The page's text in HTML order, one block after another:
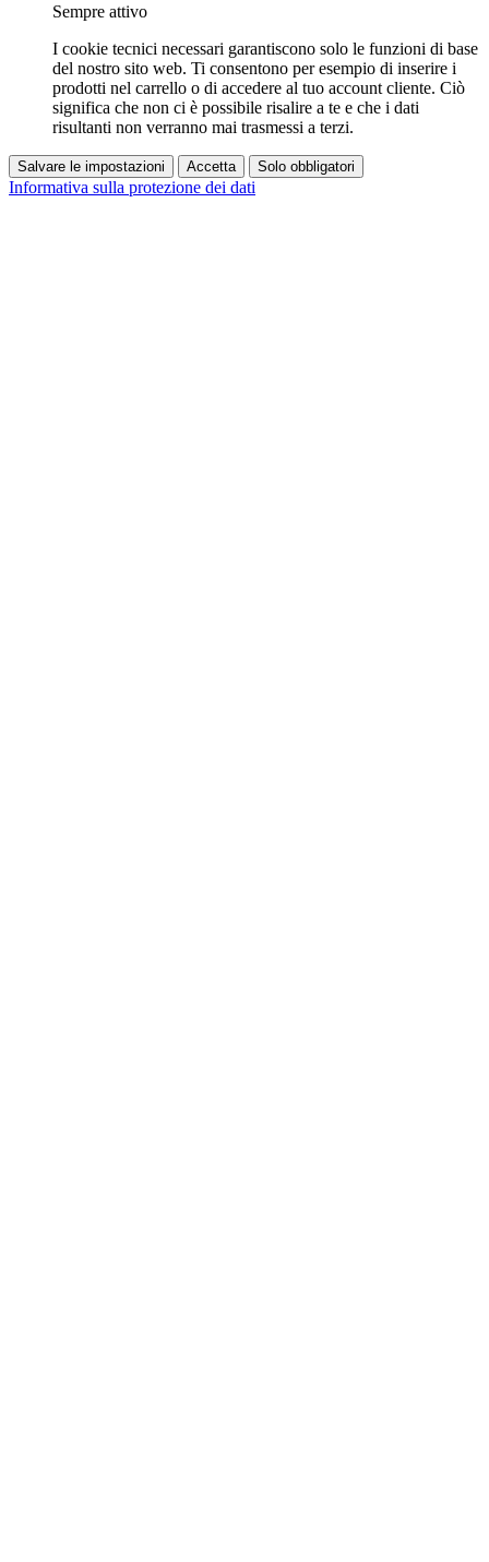
Sempre attivo
I cookie tecnici necessari garantiscono solo le funzioni di base
del nostro sito web. Ti consentono per esempio di inserire i
prodotti nel carrello o di accedere al tuo account cliente. Ciò
significa che non ci è possibile risalire a te e che i dati
risultanti non verranno mai trasmessi a terzi.
Salvare le impostazioni Accetta Solo obbligatori
Informativa sulla protezione dei dati